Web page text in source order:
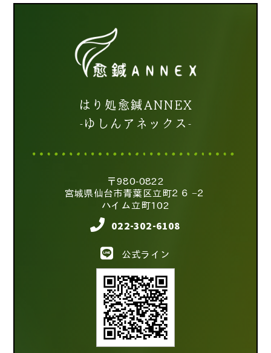
はり処愈鍼ANNEX
-ゆしんアネックス-
〒980-0822
宮城県仙台市青葉区立町２６−２
ハイム立町102
022-302-6108
公式ライン